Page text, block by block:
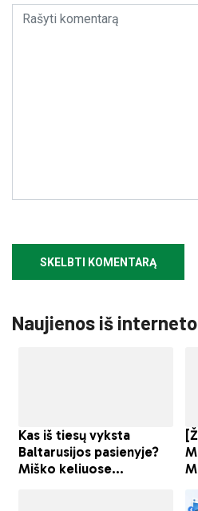
Naujienos iš interneto